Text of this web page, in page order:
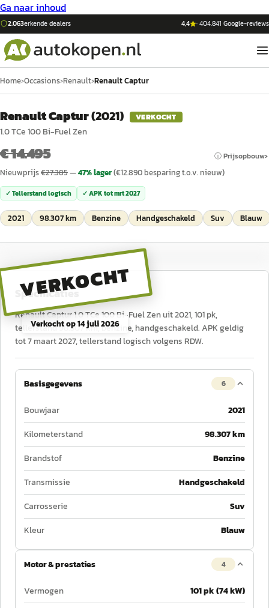
Ga naar inhoud
2.063erkende dealers 4,4 ·404.841 Google-reviews
Home›Occasions›Renault›Renault Captur
Renault Captur(2021) VERKOCHT
1.0 TCe 100 Bi-Fuel Zen
€ 14.495 ⓘ Prijsopbouw
Nieuwprijs€27.385—47% lager(€12.890besparing t.o.v. nieuw)
✓ Tellerstand logisch ✓ APK totmrt 2027
2021 98.307 km Benzine Handgeschakeld Suv Blauw
VERKOCHT
Verkocht op14 juli 2026
Specificaties
Renault Captur 1.0 TCe 100 Bi-Fuel Zen uit 2021, 101 pk,
tellerstand 98.307 km, benzine, handgeschakeld. APK geldig
tot 7 maart 2027, tellerstand logisch volgens RDW.
Basisgegevens 6
Bouwjaar
2021
Kilometerstand
98.307 km
Brandstof
Benzine
Transmissie
Handgeschakeld
Carrosserie
Suv
Kleur
Blauw
Motor & prestaties 4
Vermogen
101 pk (74 kW)